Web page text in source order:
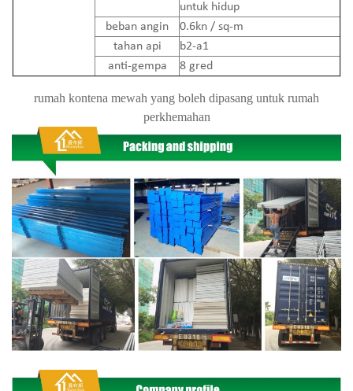
untuk hidup
beban angin
0.6kn / sq-m
tahan api
b2-a1
anti-gempa
8 gred
rumah kontena mewah yang boleh dipasang untuk rumah
perkhemahan